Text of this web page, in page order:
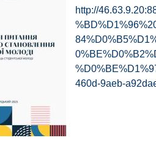
http://
460d-9aeb-